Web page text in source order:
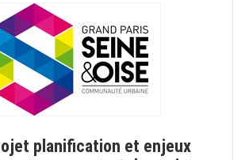
planification et enjeux